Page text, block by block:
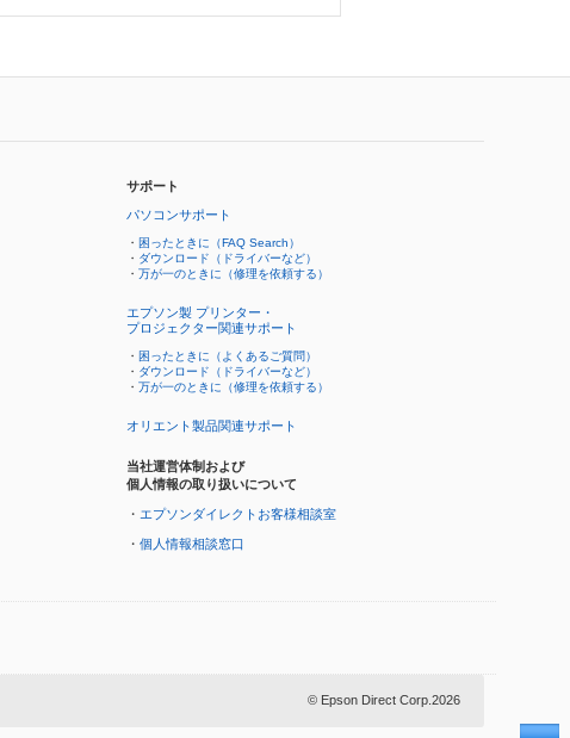
サポート
パソコンサポート
・ 困ったときに（FAQ Search）
・ ダウンロード（ドライバーなど）
・ 万が一のときに（修理を依頼する）
エプソン製 プリンター・
プロジェクター関連サポート
・ 困ったときに（よくあるご質問）
・ ダウンロード（ドライバーなど）
・ 万が一のときに（修理を依頼する）
オリエント製品関連サポート
当社運営体制および
個人情報の取り扱いについて
・ エプソンダイレクトお客様相談室
・ 個人情報相談窓口
© Epson Direct Corp.2026